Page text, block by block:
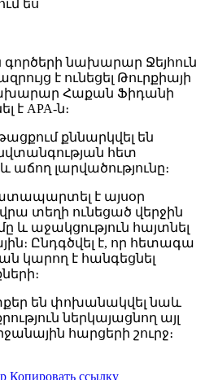
ես
նախարար Ջեյհուն
է ունեցել Թուրքիայի
Հաքան Ֆիդանի
է APA-ն։
քննարկվել են
հետ
լարվածությունը։
է այսօր
տեղի ունեցած վերջին
և աջակցություն հայտնել
Ընդգծվել է, որ հետագա
կարող է հանգեցնել
են փոխանակվել նաև
ներկայացնող այլ
հարցերի շուրջ։
Копировать ссылку